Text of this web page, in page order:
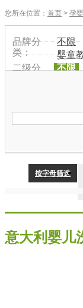
您所在位置： 首页 > 孕
品牌分
类：
不限
婴童
二级分
不限
按字母筛选
意大利婴儿